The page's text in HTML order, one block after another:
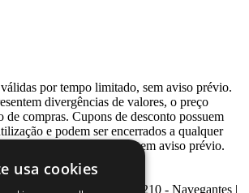
por tempo limitado, sem aviso prévio.
divergências de valores, o preço
compras. Cupons de desconto possuem
e podem ser encerrados a qualquer
sua disponibilidade e sem aviso prévio.
| Travessa Venezuela, Nº 210 - Navegantes |
usa cookies